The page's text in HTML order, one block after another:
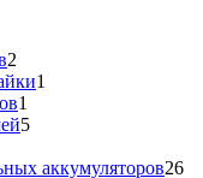
2
товара
1
1
товар
55
аккумуляторов2626